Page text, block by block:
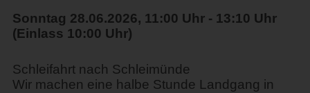
Sonntag 28.06.2026, 11:00 Uhr - 13:10 Uhr
(Einlass 10:00 Uhr)
Schleifahrt nach Schleimünde
Wir machen eine halbe Stunde Landgang in